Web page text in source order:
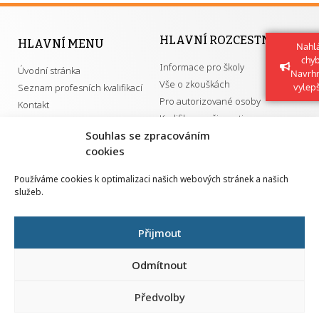
Souhlas se zpracováním
cookies
Používáme cookies k optimalizaci našich webových stránek a našich
služeb.
Přijmout
Odmítnout
Předvolby
HLAVNÍ MENU
Úvodní stránka
Seznam profesních kvalifikací
Kontakt
HLAVNÍ ROZCESTNÍK
Informace pro školy
Vše o zkouškách
Pro autorizované osoby
Kvalifikace a živnosti
GDPR
Národní pedagogický institut ČR
Senovážné náměstí 25
110 00 Praha 1